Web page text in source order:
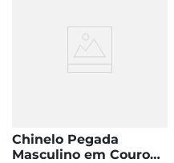
Chinelo Pegada
Masculino em Couro